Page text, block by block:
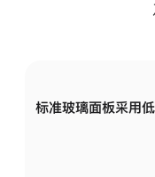
标准玻璃面板采用